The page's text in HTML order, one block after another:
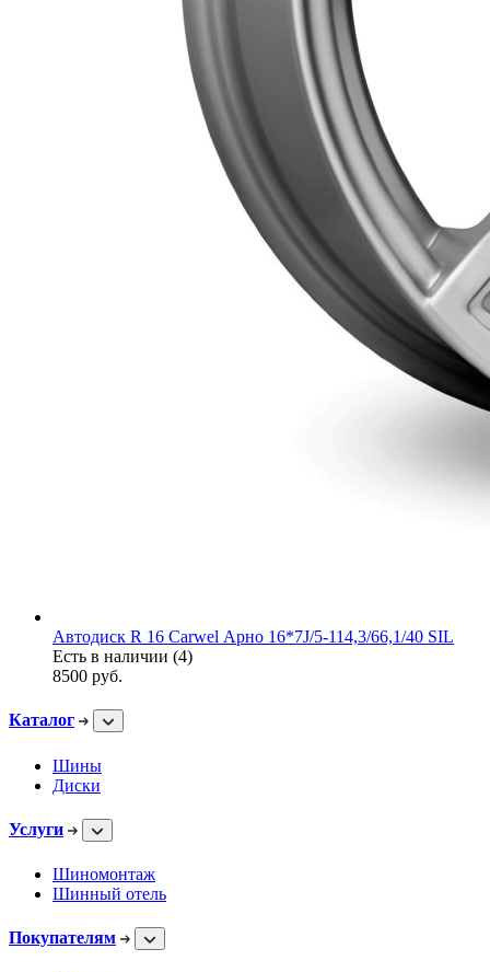
Автодиск R 16 Carwel Арно 16*7J/5-114,3/66,1/40 SIL
Есть в наличии (4)
8500 руб.
Каталог
Шины
Диски
Услуги
Шиномонтаж
Шинный отель
Покупателям